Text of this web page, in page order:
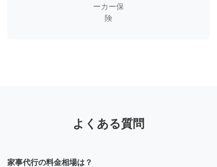
ーカー保
険
よくある質問
家事代行の料金相場は？